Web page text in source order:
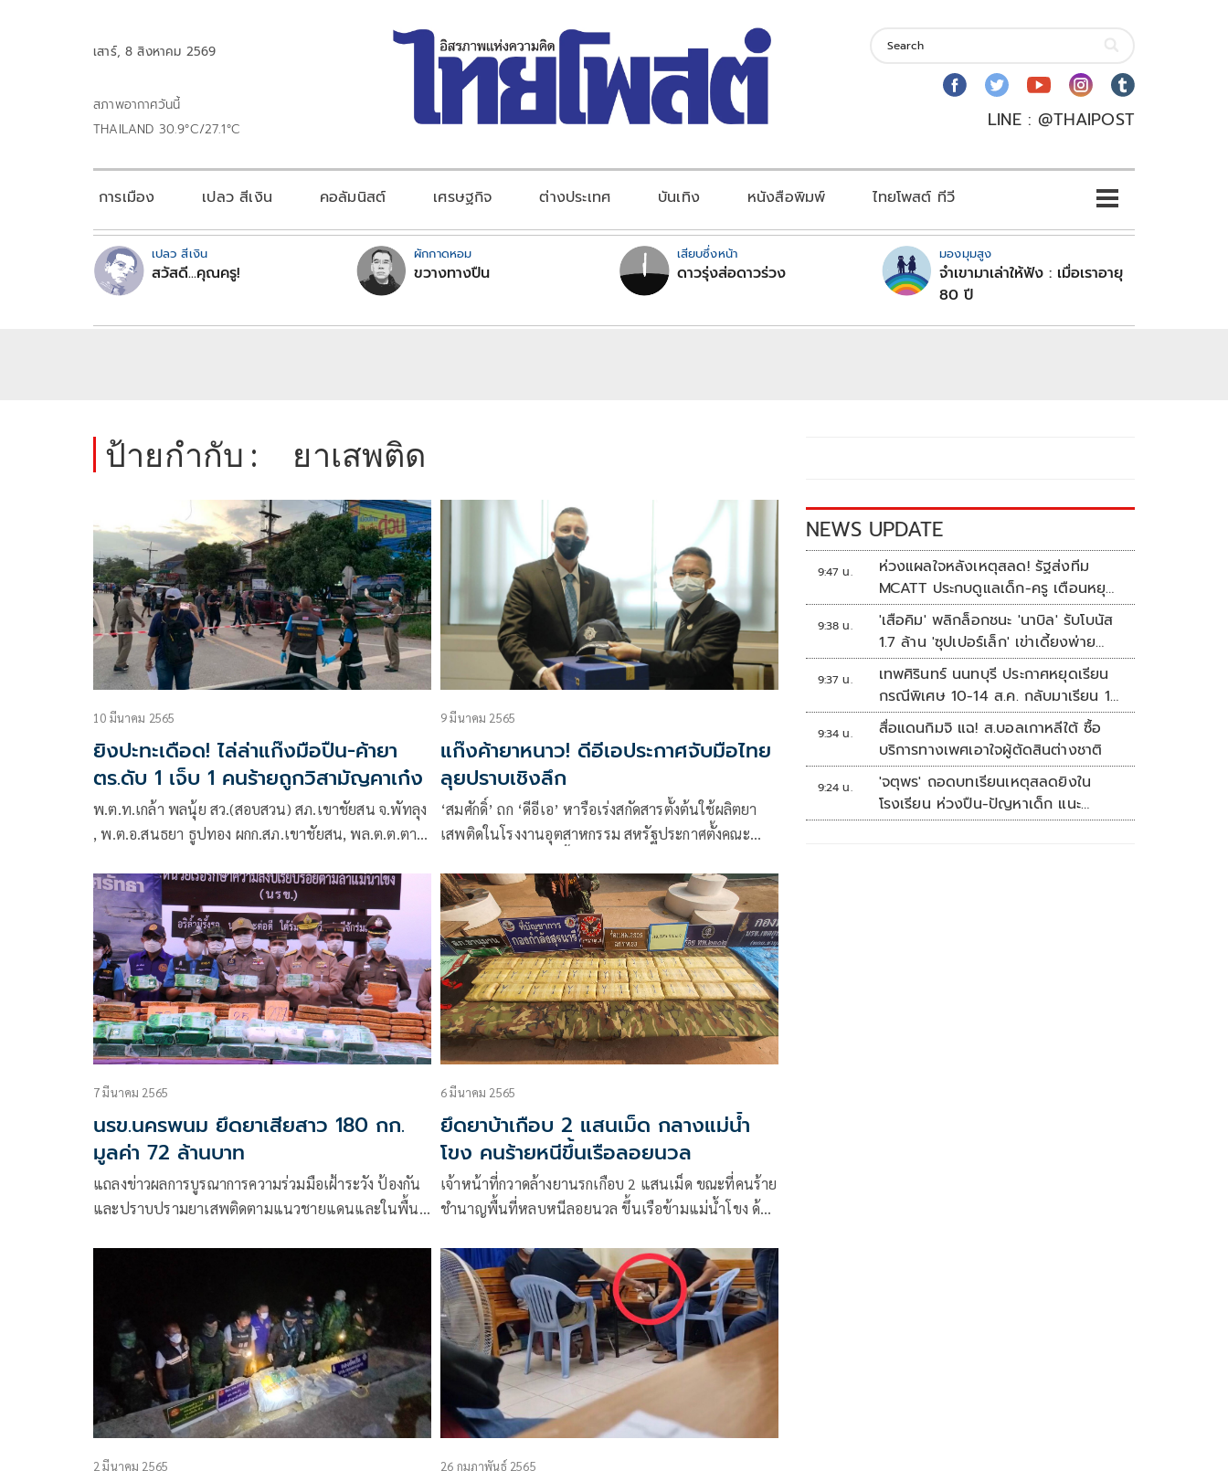
เสาร์, 8 สิงหาคม 2569
สภาพอากาศวันนี้
THAILAND 30.9°C/27.1°C
LINE : @THAIPOST
การเมือง เปลว สีเงิน คอลัมนิสต์ เศรษฐกิจ ต่างประเทศ บันเทิง หนังสือพิมพ์ ไทยโพสต์ ทีวี
เปลว สีเงิน
สวัสดี...คุณครู!
ผักกาดหอม
ขวางทางปืน
เสียบซึ่งหน้า
ดาวรุ่งส่อดาวร่วง
มองมุมสูง
จำเขามาเล่าให้ฟัง : เมื่อเราอายุ
80 ปี
ป้ายกำกับ : ยาเสพติด
10 มีนาคม 2565
ยิงปะทะเดือด! ไล่ล่าแก๊งมือปืน-ค้ายา
ตร.ดับ 1 เจ็บ 1 คนร้ายถูกวิสามัญคาเก๋ง
พ.ต.ท.เกล้า พลนุ้ย สว.(สอบสวน) สภ.เขาชัยสน จ.พัทลุง
, พ.ต.อ.สนธยา ธูปทอง ผกก.สภ.เขาชัยสน, พล.ต.ต.ตา
เกี่ยวข้อง ลงพื้นที่ตรวจสอบเหตุยิงกันเสียชีวิต 2 ราย บาด
เจ็บสาหัส 1 ราย โดยเหตุเกิดบริเวณใกล้สี่แยกบ้านท่านาง
พรหม
9 มีนาคม 2565
แก๊งค้ายาหนาว! ดีอีเอประกาศจับมือไทย
ลุยปราบเชิงลึก
‘สมศักดิ์’ ถก ‘ดีอีเอ’ หารือเร่งสกัดสารตั้งต้นใช้ผลิตยา
เสพติดในโรงงานอุตสาหกรรม สหรัฐประกาศตั้งคณะ
และปราบปรามยาเสพติด
7 มีนาคม 2565
นรข.นครพนม ยึดยาเสียสาว 180 กก.
มูลค่า 72 ล้านบาท
แถลงข่าวผลการบูรณาการความร่วมมือเฝ้าระวัง ป้องกัน
และปราบปรามยาเสพติดตามแนวชายแดนและในพื้นที่
6 มีนาคม 2565
ยึดยาบ้าเกือบ 2 แสนเม็ด กลางแม่น้ำ
โขง คนร้ายหนีขึ้นเรือลอยนวล
เจ้าหน้าที่กวาดล้างยานรกเกือบ 2 แสนเม็ด ขณะที่คนร้าย
ชำนาญพื้นที่หลบหนีลอยนวล ขึ้นเรือข้ามแม่น้ำโขง ด้าน
เป็นหูเป็นตาแจ้งเบาะแส
2 มีนาคม 2565 26 กุมภาพันธ์ 2565
NEWS UPDATE
9:47 น.
ห่วงแผลใจหลังเหตุสลด! รัฐส่งทีม
MCATT ประกบดูแลเด็ก-ครู เตือนหยุด
แชร์ภาพรุนแรง
9:38 น.
'เสือคิม' พลิกล็อกชนะ 'นาบิล' รับโบนัส
1.7 ล้าน 'ซุปเปอร์เล็ก' เข่าเดี้ยงพ่าย
TKO
9:37 น.
เทพศิรินทร์ นนทบุรี ประกาศหยุดเรียน
กรณีพิเศษ 10-14 ส.ค. กลับมาเรียน 17
ส.ค.
9:34 น.
สื่อแดนกิมจิ แฉ! ส.บอลเกาหลีใต้ ซื้อ
บริการทางเพศเอาใจผู้ตัดสินต่างชาติ
9:24 น.
'จตุพร' ถอดบทเรียนเหตุสลดยิงใน
โรงเรียน ห่วงปืน-ปัญหาเด็ก แนะ
ศธ.เร่งอุดช่องโหว่